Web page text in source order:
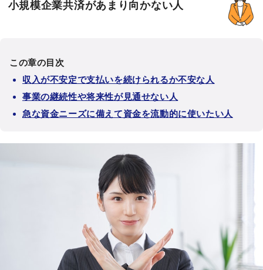
小規模企業共済があまり向かない人
この章の目次
収入が不安定で支払いを続けられるか不安な人
事業の継続性や将来性が見通せない人
急な資金ニーズに備えて資金を流動的に使いたい人